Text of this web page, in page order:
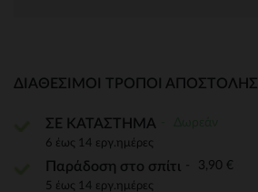
ΔΙΑΘΈΣΙΜΟΙ ΤΡΌΠΟΙ ΑΠΟΣΤΟΛΉΣ
ΣΕ ΚΑΤΑΣΤΗΜΑ
6 έως 14 εργ.ημέρες
Παράδοση στο σπίτι 3,90 €
5 έως 14 εργ.ημέρες